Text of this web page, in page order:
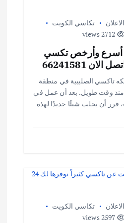
تكاسي الكويت
| أسرع وأرخص تكسي
66241581
تاكسي الصليبية في منطقة
منذ وقت طويل. بعد أن عمل في
قرر أن يجلب شيئًا جديدًا لهذه
تكاسي الكويت